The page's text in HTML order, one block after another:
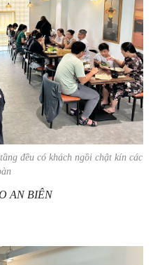
đều có khách ngồi chật kín các
AN BIÊN